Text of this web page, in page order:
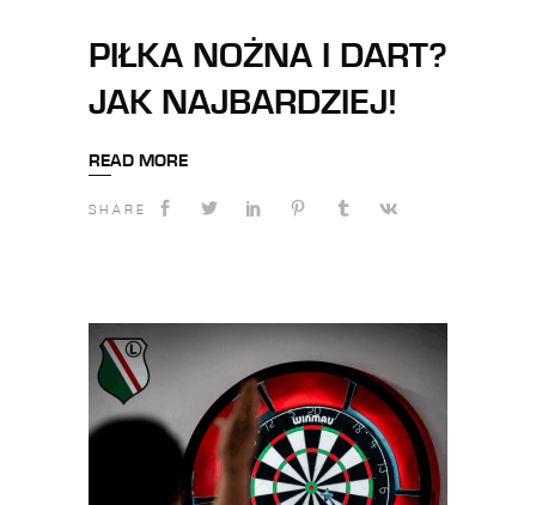
PIŁKA NOŻNA I DART?
JAK NAJBARDZIEJ!
READ MORE
SHARE